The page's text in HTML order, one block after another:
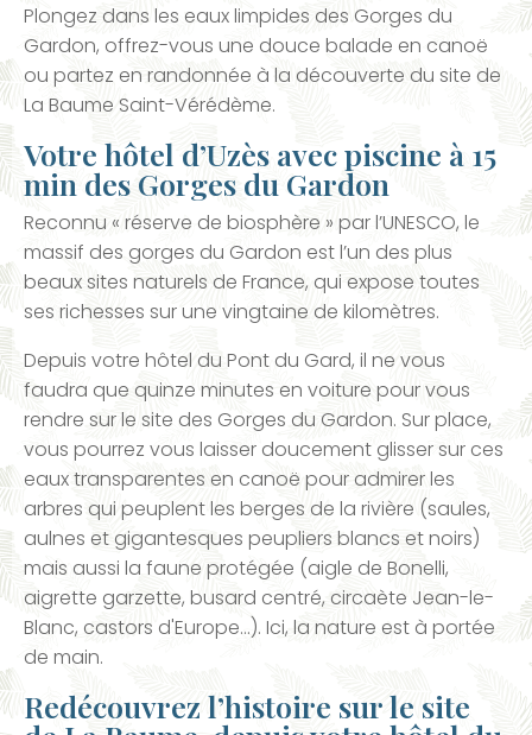
Plongez dans les eaux limpides des Gorges du
Gardon, offrez-vous une douce balade en canoë
ou partez en randonnée à la découverte du site de
La Baume Saint-Vérédème.
Votre hôtel d’Uzès avec piscine à 15
min des Gorges du Gardon
Reconnu « réserve de biosphère » par l’UNESCO, le
massif des gorges du Gardon est l’un des plus
beaux sites naturels de France, qui expose toutes
ses richesses sur une vingtaine de kilomètres.
Depuis votre hôtel du Pont du Gard, il ne vous
faudra que quinze minutes en voiture pour vous
rendre sur le site des Gorges du Gardon. Sur place,
vous pourrez vous laisser doucement glisser sur ces
eaux transparentes en canoë pour admirer les
arbres qui peuplent les berges de la rivière (saules,
aulnes et gigantesques peupliers blancs et noirs)
mais aussi la faune protégée (aigle de Bonelli,
aigrette garzette, busard centré, circaète Jean-le-
Blanc, castors d'Europe…). Ici, la nature est à portée
de main.
Redécouvrez l’histoire sur le site